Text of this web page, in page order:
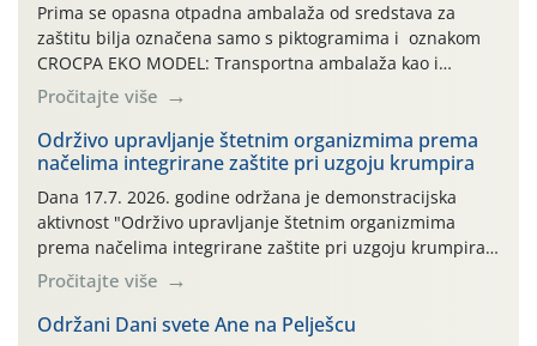
Prima se opasna otpadna ambalaža od sredstava za
zaštitu bilja označena samo s piktogramima i oznakom
CROCPA EKO MODEL: Transportna ambalaža kao i
ambalaža drugih proizvoda koji nisu sredstva za zaštitu
bilja (npr. ambalaža od mineralnih gnojiva,) se ne
prihvaća. Korisnicima je osiguran besplatni povrat
prazne ambalaže isključivo ovih tvrtki: AGROCHEM-MAKS,
AGRONOM, ALBAUGH TKI* (PINUS […]
Pročitajte više
Održivo upravljanje štetnim organizmima prema
načelima integrirane zaštite pri uzgoju krumpira
Dana 17.7. 2026. godine održana je demonstracijska
aktivnost "Održivo upravljanje štetnim organizmima
prema načelima integrirane zaštite pri uzgoju krumpira"
na pokusnom polju "Poredje", kraj naselja Belica (ARKOD
parcela ID 2445031) (središnji dio Međimurske županije).
Pročitajte više
Održani Dani svete Ane na Pelješcu